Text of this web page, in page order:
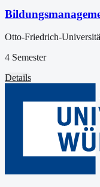
Otto-Friedrich-
4 Semester
Details